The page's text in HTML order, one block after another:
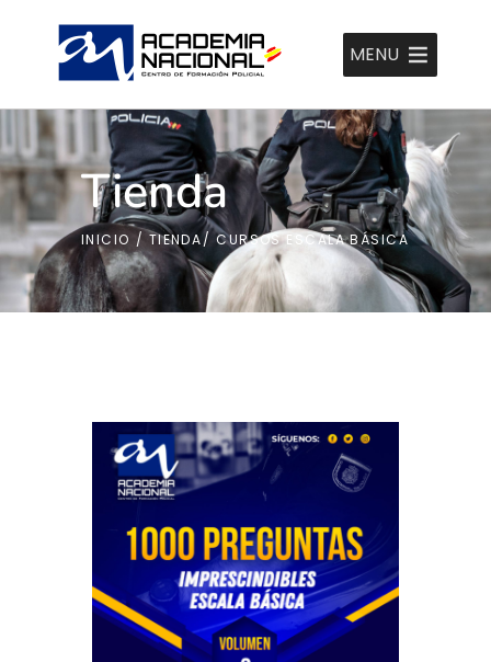
MENU
Tienda
INICIO / TIENDA/CURSOS ESCALA BÁSICA